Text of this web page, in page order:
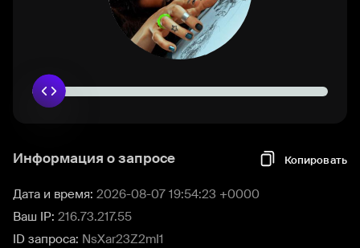
Информация о запросе Копировать
Дата и время: 2026-08-07 19:54:23 +0000
Ваш IP: 216.73.217.55
ID запроса: NsXar23Z2mI1